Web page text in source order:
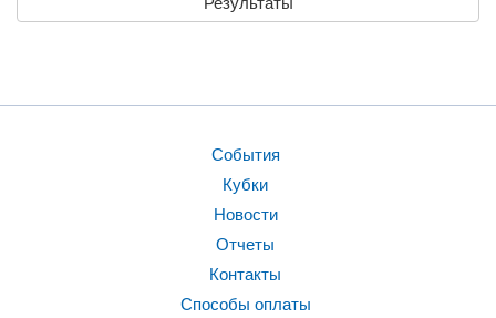
События
Кубки
Новости
Отчеты
Контакты
Способы оплаты